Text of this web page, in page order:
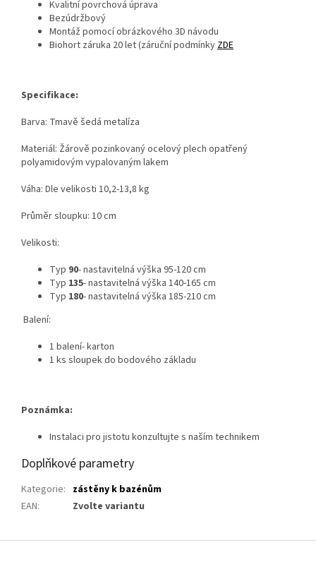
Kvalitní povrchová úprava
Bezúdržbový
Montáž pomocí obrázkového 3D návodu
Biohort záruka 20 let (záruční podmínky ZDE
Specifikace:
Barva: Tmavě šedá metalíza
Materiál: Žárově pozinkovaný ocelový plech opatřený
polyamidovým vypalovaným lakem
Váha: Dle velikosti 10,2-13,8 kg
Průměr sloupku: 10 cm
Velikosti:
Typ 90- nastavitelná výška 95-120 cm
Typ 135- nastavitelná výška 140-165 cm
Typ 180- nastavitelná výška 185-210 cm
Balení:
1 balení- karton
1 ks sloupek do bodového základu
Poznámka:
Instalaci pro jistotu konzultujte s naším technikem
Doplňkové parametry
Kategorie: zástěny k bazénům
EAN: Zvolte variantu
Z